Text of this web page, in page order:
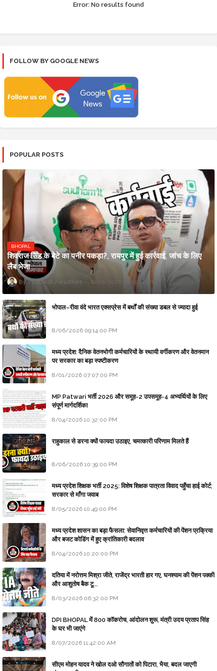
Error: No results found
FOLLOW BY GOOGLE NEWS
POPULAR POSTS
BHOPAL
शिवराज सिंह के बेटे का पनीर पकड़ा?, रायपुर में हुई कार्रवाई, जांच के लिए
लैब भेजा
Updesh Awasthee 8/06/2026 10:09:00 PM
भोपाल–रीवा वंदे भारत एक्सप्रेस में बर्थों की संख्या डबल से ज्यादा हुई
8/06/2026 09:14:00 PM
मध्य प्रदेश: दैनिक वेतनभोगी कर्मचारियों के स्थायी वर्गीकरण और वेतनमान
पर सरकार का बड़ा स्पष्टीकरण
8/01/2026 07:07:00 PM
MP Patwari भर्ती 2026 और समूह-2 उपसमूह-4 अभ्यर्थियों के लिए
संपूर्ण मार्गदर्शिका
8/04/2026 10:32:00 PM
राहुकाल से डरना क्यों फायदा उठाइए, चमत्कारी परिणाम मिलते हैं
8/06/2026 10:39:00 PM
मध्य प्रदेश शिक्षक भर्ती 2025: विशेष शिक्षक पात्रता विवाद पहुँचा हाई कोर्ट;
सरकार से माँगा जवाब
8/05/2026 10:49:00 PM
मध्य प्रदेश शासन का बड़ा फैसला: सेवानिवृत्त कर्मचारियों की पेंशन प्रक्रिया
और बजट कोडिंग में हुए क्रांतिकारी बदलाव
8/04/2026 10:20:00 PM
दतिया में नरोत्तम मिश्रा जीते, राजेंद्र भारती हार गए, घनश्याम की पेंशन पक्की
और आशुतोष बैक टू...
8/03/2026 06:32:00 PM
DPI BHOPAL में 800 कॉकरोच, आंदोलन शुरू, मंत्री उदय प्रताप सिंह
के घर भी जाएंगे
8/07/2026 11:42:00 AM
सीएम मोहन यादव ने खोल दओ सौगातों को पिटारा, भैया, बदल जाएगी